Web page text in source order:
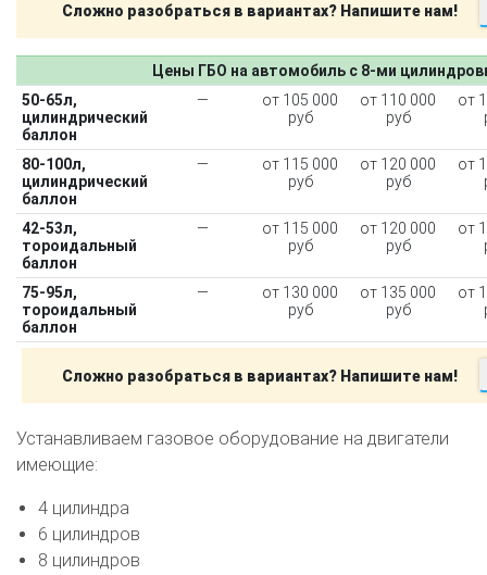
Сложно разобраться в вариантах? Напишите нам!
Цены ГБО на автомобиль с 8-ми
50-65л,
цилиндрический
баллон
—
от 105 000
руб
от 110 000
руб
от
80-100л,
цилиндрический
баллон
—
от 115 000
руб
от 120 000
руб
от
42-53л,
тороидальный
баллон
—
от 115 000
руб
от 120 000
руб
от
75-95л,
тороидальный
баллон
—
от 130 000
руб
от 135 000
руб
от
Сложно разобраться в вариантах? Напишите нам!
Устанавливаем газовое оборудование на двигатели
имеющие:
4 цилиндра
6 цилиндров
8 цилиндров